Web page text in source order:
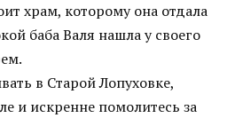
храм, которому она отдала
баба Валя нашла у своего
в Старой Лопуховке,
и искренне помолитесь за